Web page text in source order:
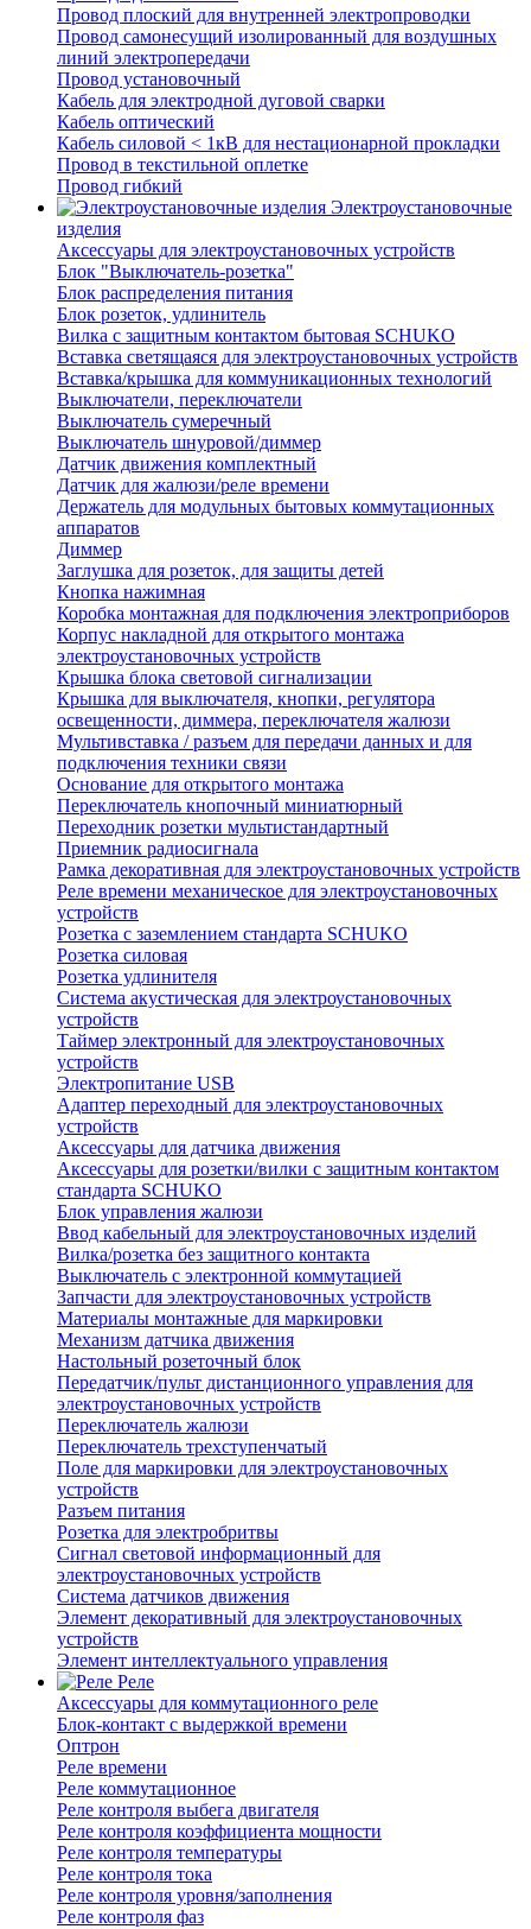
Провод плоский для внутренней электропроводки
Провод самонесущий изолированный для воздушных
линий электропередачи
Провод установочный
Кабель для электродной дуговой сварки
Кабель оптический
Кабель силовой < 1кВ для нестационарной прокладки
Провод в текстильной оплетке
Провод гибкий
Электроустановочные
изделия
Аксессуары для электроустановочных устройств
Блок "Выключатель-розетка"
Блок распределения питания
Блок розеток, удлинитель
Вилка с защитным контактом бытовая SCHUKO
Вставка светящаяся для электроустановочных устройств
Вставка/крышка для коммуникационных технологий
Выключатели, переключатели
Выключатель сумеречный
Выключатель шнуровой/диммер
Датчик движения комплектный
Датчик для жалюзи/реле времени
Держатель для модульных бытовых коммутационных
аппаратов
Диммер
Заглушка для розеток, для защиты детей
Кнопка нажимная
Коробка монтажная для подключения электроприборов
Корпус накладной для открытого монтажа
электроустановочных устройств
Крышка блока световой сигнализации
Крышка для выключателя, кнопки, регулятора
освещенности, диммера, переключателя жалюзи
Мультивставка / разъем для передачи данных и для
подключения техники связи
Основание для открытого монтажа
Переключатель кнопочный миниатюрный
Переходник розетки мультистандартный
Приемник радиосигнала
Рамка декоративная для электроустановочных устройств
Реле времени механическое для электроустановочных
устройств
Розетка с заземлением стандарта SCHUKO
Розетка силовая
Розетка удлинителя
Система акустическая для электроустановочных
устройств
Таймер электронный для электроустановочных
устройств
Электропитание USB
Адаптер переходный для электроустановочных
устройств
Аксессуары для датчика движения
Аксессуары для розетки/вилки с защитным контактом
стандарта SCHUKO
Блок управления жалюзи
Ввод кабельный для электроустановочных изделий
Вилка/розетка без защитного контакта
Выключатель с электронной коммутацией
Запчасти для электроустановочных устройств
Материалы монтажные для маркировки
Механизм датчика движения
Настольный розеточный блок
Передатчик/пульт дистанционного управления для
электроустановочных устройств
Переключатель жалюзи
Переключатель трехступенчатый
Поле для маркировки для электроустановочных
устройств
Разъем питания
Розетка для электробритвы
Сигнал световой информационный для
электроустановочных устройств
Система датчиков движения
Элемент декоративный для электроустановочных
устройств
Элемент интеллектуального управления
Реле
Аксессуары для коммутационного реле
Блок-контакт с выдержкой времени
Оптрон
Реле времени
Реле коммутационное
Реле контроля выбега двигателя
Реле контроля коэффициента мощности
Реле контроля температуры
Реле контроля тока
Реле контроля уровня/заполнения
Реле контроля фаз